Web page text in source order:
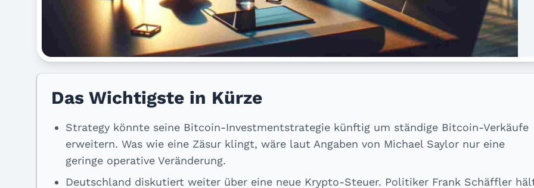
Das Wichtigste in Kürze
Strategy könnte seine Bitcoin-Investmentstrategie künftig um ständige Bitcoin-Verkäufe
erweitern. Was wie eine Zäsur klingt, wäre laut Angaben von Michael Saylor nur eine
geringe operative Veränderung.
Deutschland diskutiert weiter über eine neue Krypto-Steuer. Politiker Frank Schäffler